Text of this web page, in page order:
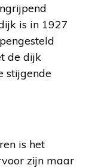
is in 1927
de dijk
stijgende
is het
zijn maar